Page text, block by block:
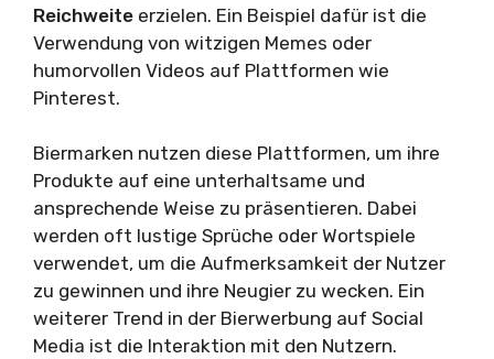
Reichweite erzielen. Ein Beispiel dafür ist die
Verwendung von witzigen Memes oder
humorvollen Videos auf Plattformen wie
Pinterest.
Biermarken nutzen diese Plattformen, um ihre
Produkte auf eine unterhaltsame und
ansprechende Weise zu präsentieren. Dabei
werden oft lustige Sprüche oder Wortspiele
verwendet, um die Aufmerksamkeit der Nutzer
zu gewinnen und ihre Neugier zu wecken. Ein
weiterer Trend in der Bierwerbung auf Social
Media ist die Interaktion mit den Nutzern.